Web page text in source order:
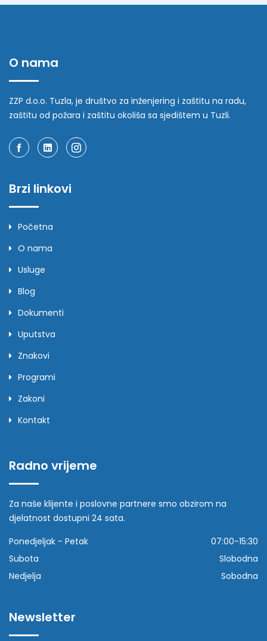
O nama
ZZP d.o.o. Tuzla, je društvo za inženjering i zaštitu na radu,
zaštitu od požara i zaštitu okoliša sa sjedištem u Tuzli.
Brzi linkovi
Početna
O nama
Usluge
Blog
Dokumenti
Uputstva
Znakovi
Programi
Zakoni
Kontakt
Radno vrijeme
Za naše klijente i poslovne partnere smo obzirom na
djelatnost dostupni 24 sata.
Ponedjeljak - Petak
07:00-15:30
Subota
Slobodna
Nedjelja
Sobodna
Newsletter